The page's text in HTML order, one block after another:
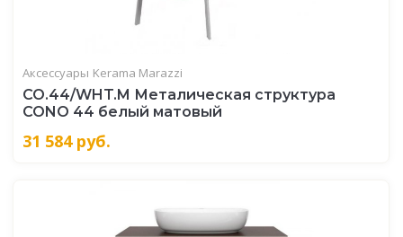
Аксессуары Kerama Marazzi
CO.44/WHT.M Металическая структура
CONO 44 белый матовый
31 584руб.